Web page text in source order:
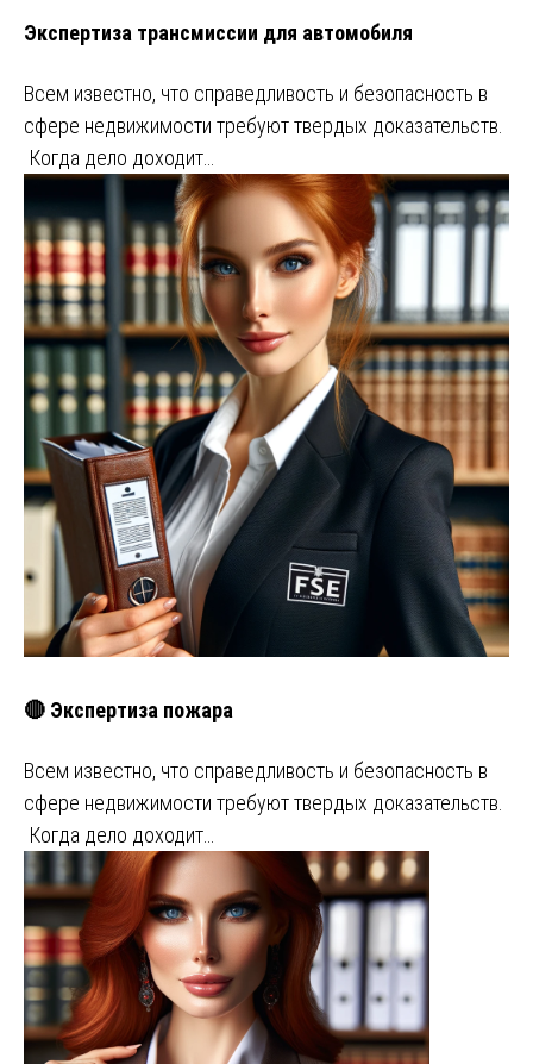
Экспертиза трансмиссии для автомобиля
Всем известно, что справедливость и безопасность в
сфере недвижимости требуют твердых доказательств.
Когда дело доходит…
🔴 Экспертиза пожара
Всем известно, что справедливость и безопасность в
сфере недвижимости требуют твердых доказательств.
Когда дело доходит…